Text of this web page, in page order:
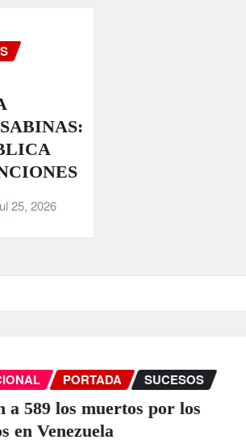
25, 2026
SUCESOS
muertos por los